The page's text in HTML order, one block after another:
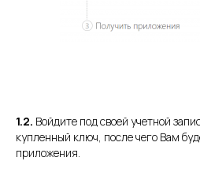
1.2. Войдите под своей учетной
купленный ключ, после чего Вам
приложения.